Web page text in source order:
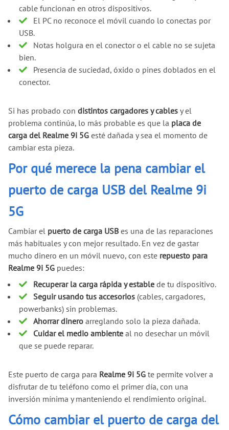
cable funcionan en otros dispositivos.
El PC no reconoce el móvil cuando lo conectas por
USB.
Notas holgura en el conector o el cable no se sujeta
bien.
Presencia de suciedad, óxido o pines doblados en el
conector.
Si has probado con distintos cargadores y cables y el
problema continúa, lo más probable es que la placa de
carga del Realme 9i 5G esté dañada y sea el momento de
cambiar esta pieza.
Por qué merece la pena cambiar el
puerto de carga USB del Realme 9i
5G
Cambiar el puerto de carga USB es una de las reparaciones
más habituales y con mejor resultado. En vez de gastar
mucho dinero en un móvil nuevo, con este repuesto para
Realme 9i 5G puedes:
Recuperar la carga rápida y establede tu dispositivo.
Seguir usando tus accesorios(cables, cargadores,
powerbanks) sin problemas.
Ahorrar dineroarreglando solo la pieza dañada.
Cuidar el medio ambienteal no desechar un móvil
que se puede reparar.
Este puerto de carga para Realme 9i 5G te permite volver a
disfrutar de tu teléfono como el primer día, con una
inversión mínima y manteniendo el rendimiento original.
Cómo cambiar el puerto de carga del